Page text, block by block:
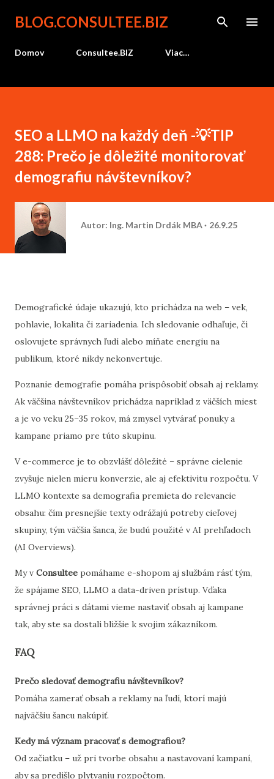
Preskočiť na hlavný obsah
BLOG.CONSULTEE.BIZ
Domov Consultee.BIZ Viac…
SEO a LLMO na každý deň -💡TIP
288: Prečo je dôležité monitorovať
demografiu návštevníkov?
Autor: Ing. Martin Drdák MBA 26.9.25
Demografické údaje ukazujú, kto prichádza na web – vek,
pohlavie, lokalita či zariadenia. Ich sledovanie odhaľuje, či
oslovujete správnych ľudí alebo míňate energiu na
publikum, ktoré nikdy nekonvertuje.
Poznanie demografie pomáha prispôsobiť obsah aj reklamy.
Ak väčšina návštevníkov prichádza napríklad z väčších miest
a je vo veku 25–35 rokov, má zmysel vytvárať ponuky a
kampane priamo pre túto skupinu.
V e-commerce je to obzvlášť dôležité – správne cielenie
zvyšuje nielen mieru konverzie, ale aj efektivitu rozpočtu. V
LLMO kontexte sa demografia premieta do relevancie
obsahu: čím presnejšie texty odrážajú potreby cieľovej
skupiny, tým väčšia šanca, že budú použité v AI prehľadoch
(AI Overviews).
My v Consultee pomáhame e-shopom aj službám rásť tým,
že spájame SEO, LLMO a data-driven prístup. Vďaka
správnej práci s dátami vieme nastaviť obsah aj kampane
tak, aby ste sa dostali bližšie k svojim zákazníkom.
FAQ
Prečo sledovať demografiu návštevníkov?
Pomáha zamerať obsah a reklamy na ľudí, ktorí majú
najväčšiu šancu nakúpiť.
Kedy má význam pracovať s demografiou?
Od začiatku – už pri tvorbe obsahu a nastavovaní kampaní,
aby sa predišlo plytvaniu rozpočtom.